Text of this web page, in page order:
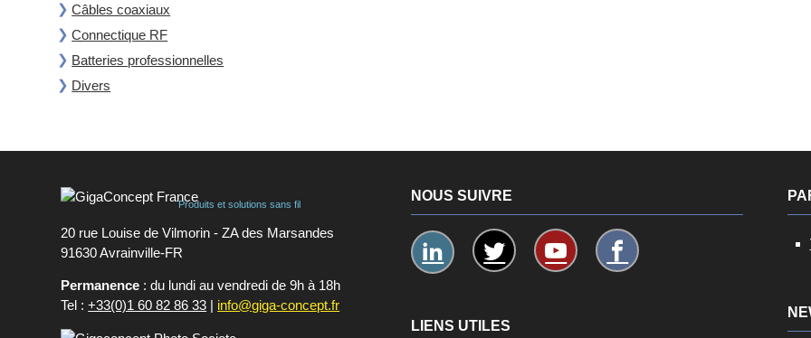
Câbles coaxiaux
Connectique RF
Batteries professionnelles
Divers
Produits et solutions sans fil
20 rue Louise de Vilmorin - ZA des Marsandes
91630 Avrainvilleㅤ-ㅤFR
Permanence : du lundi au vendredi de 9h à 18h
Tel :+33(0)1 60 82 86 33 | info@giga-concept.fr
NOUS SUIVRE
LIENS UTILES